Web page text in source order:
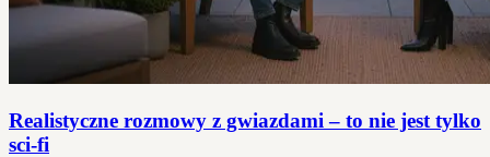
Realistyczne rozmowy z gwiazdami – to nie jest tylko
sci-fi